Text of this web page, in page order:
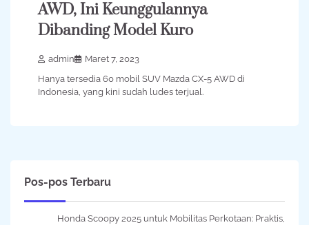
AWD, Ini Keunggulannya
Dibanding Model Kuro
admin
Maret 7, 2023
Hanya tersedia 60 mobil SUV Mazda CX-5 AWD di
Indonesia, yang kini sudah ludes terjual.
Pos-pos Terbaru
Honda Scoopy 2025 untuk Mobilitas Perkotaan: Praktis,